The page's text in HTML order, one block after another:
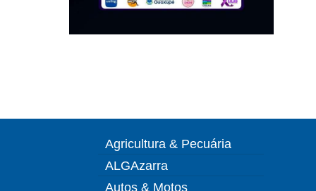
Agricultura & Pecuária
ALGAzarra
Autos & Motos